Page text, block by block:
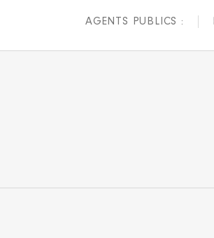
AGENTS PUBLICS :